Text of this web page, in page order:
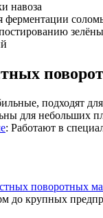
навоза
ферментации
подходят
для небольших
: Работают в
поворотных
до крупных